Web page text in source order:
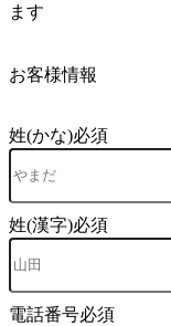
ます
お客様情報
姓(かな)必須
姓(漢字)必須
電話番号必須